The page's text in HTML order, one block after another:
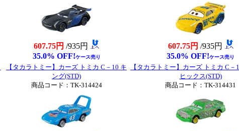
607.75円 /935円
35.0% OFF!ケース売り
607.75円 /935円
35.0% OFF!ケース売り
【タカラトミー】カーズ トミカ C－10 キ
ング(STD)
商品コード：TK-314424
【タカラトミー】カーズ トミカ C－
ヒックス(STD)
商品コード：TK-314431